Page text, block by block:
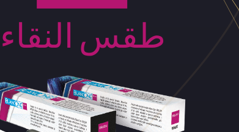
طقس النقاء